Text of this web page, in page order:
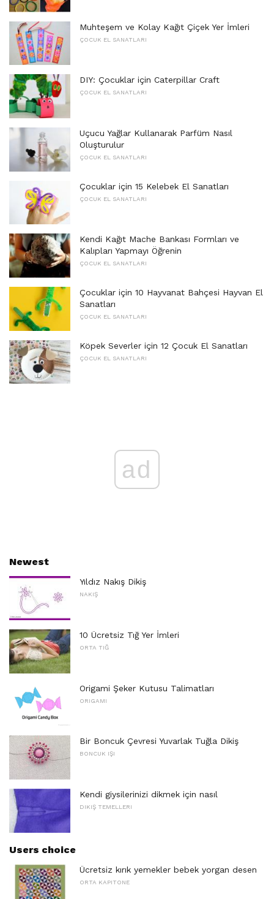
Muhteşem ve Kolay Kağıt Çiçek Yer İmleri
ÇOCUK EL SANATLARI
DIY: Çocuklar için Caterpillar Craft
ÇOCUK EL SANATLARI
Uçucu Yağlar Kullanarak Parfüm Nasıl
Oluşturulur
ÇOCUK EL SANATLARI
Çocuklar için 15 Kelebek El Sanatları
ÇOCUK EL SANATLARI
Kendi Kağıt Mache Bankası Formları ve
Kalıpları Yapmayı Öğrenin
ÇOCUK EL SANATLARI
Çocuklar için 10 Hayvanat Bahçesi Hayvan El
Sanatları
ÇOCUK EL SANATLARI
Köpek Severler için 12 Çocuk El Sanatları
ÇOCUK EL SANATLARI
ad
Newest
Yıldız Nakış Dikiş
NAKIŞ
10 Ücretsiz Tığ Yer İmleri
ORTA TIĞ
Origami Şeker Kutusu Talimatları
ORIGAMI
Bir Boncuk Çevresi Yuvarlak Tuğla Dikiş
BONCUK IŞI
Kendi giysilerinizi dikmek için nasıl
DIKIŞ TEMELLERI
Users choice
Ücretsiz kırık yemekler bebek yorgan desen
ORTA KAPITONE